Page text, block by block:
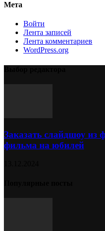
Мета
Войти
Лента записей
Лента комментариев
WordPress.org
Заказать слайдшоу из
фильма на юбилей